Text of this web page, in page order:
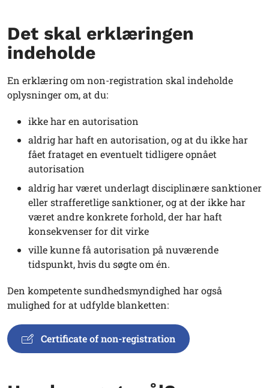
Det skal erklæringen
indeholde
En erklæring om non-registration skal indeholde
oplysninger om, at du:
ikke har en autorisation
aldrig har haft en autorisation, og at du ikke har
fået frataget en eventuelt tidligere opnået
autorisation
aldrig har været underlagt disciplinære sanktioner
eller strafferetlige sanktioner, og at der ikke har
været andre konkrete forhold, der har haft
konsekvenser for dit virke
ville kunne få autorisation på nuværende
tidspunkt, hvis du søgte om én.
Den kompetente sundhedsmyndighed har også
mulighed for at udfylde blanketten:
Certificate of non-registration